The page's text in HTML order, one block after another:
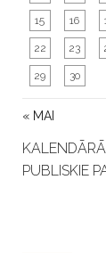
« MAI
15 16
22 23
29 30
PUBLISKIE